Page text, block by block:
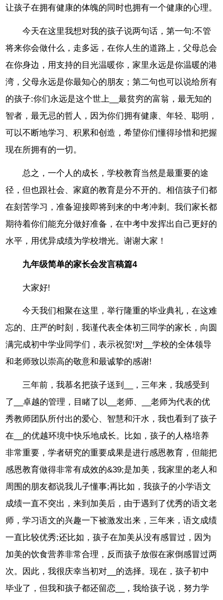
让孩子在拥有健康的体魄的同时也拥有一个健康的心理。
今天在这里我想对我的孩子说两句话，第一句:不管
将来你会做什么，走多远，在你人生的道路上，父母总会
在你身边，用支持的目光温暖你，家里永远是你温暖的港
湾，父母永远是你最知心的朋友；第二句也可以说给所有
的孩子:你们永远是这个世上__最贫穷的富翁，最无知的
智者，最无忌的哲人，因为你们拥有健康、年轻、聪明，
可以不断地学习、积累和创造，希望你们懂得珍惜和把握
现在所拥有的一切。
总之，一个人的成长，学校教育当然是最重要的途
径，但也跟社会、家庭的教育是分不开的。相信孩子们都
在刻苦学习，准备迎接即将到来的中考冲刺。我们家长都
期待着你们能充分做好准备，在中考中发挥出自己更好的
水平，用优异成绩为学校增光。谢谢大家！
九年级简单的家长会发言稿篇4
大家好!
今天我们相聚在这里，举行隆重的毕业典礼，在这难
忘的、庄严的时刻，我谨代表全体初三同学的家长，向圆
满完成初中学业同学们，表示祝贺!对__学校的全体领导
和老师致以崇高的敬意和最诚挚的感谢!
三年前，我慕名把孩子送到__，三年来，我感受到
了__卓越的管理，目睹了以__老师、__老师为代表的优
秀教师团队所付出的爱心、智慧和汗水，我也看到了孩子
在__的优越环境中快乐地成长。比如，孩子的人格培养
非常重要，学者研究的重要成果是进行感恩教育，但能把
感恩教育做得非常有成效的&39;是加美，我家里的老人和
周围的朋友都说我儿子懂事;再比如，我孩子的小学语文
成绩一直不突出，来到加美后，由于遇到了优秀的语文老
师，学习语文的兴趣一下被激发出来，三年来，语文成绩
一直比较优秀;还比如，孩子在加美从没有感冒过，因为
加美的饮食营养非常合理，反而孩子放假在家倒感冒过两
次。因此，我很庆幸当初对__的选择。现在，孩子初中
毕业了，但我和孩子都还留恋__，我给孩子说，努力学